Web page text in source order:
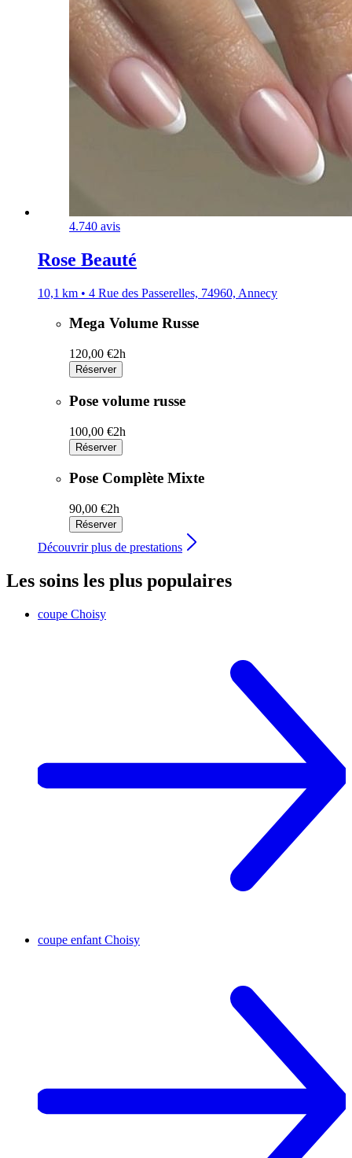
4.740 avis
Rose Beauté
10,1 km • 4 Rue des Passerelles, 74960, Annecy
Mega Volume Russe
120,00 €2h
Réserver
Pose volume russe
100,00 €2h
Réserver
Pose Complète Mixte
90,00 €2h
Réserver
Découvrir plus de prestations
Les soins les plus populaires
coupe Choisy
coupe enfant Choisy